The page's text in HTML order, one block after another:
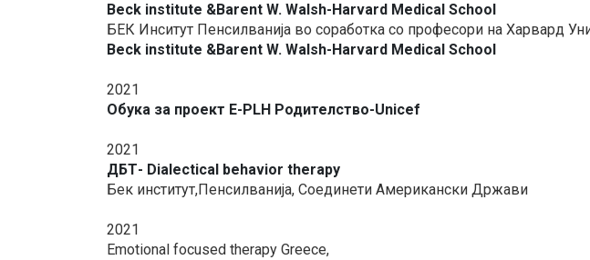
Beck institute &Barent W. Walsh-Harvard Medical School
БЕК Инситут Пенсилванија во соработка со професори на Харвард
Beck institute &Barent W. Walsh-Harvard Medical School
2021
Обука за проект E-PLH Родителство-Unicef
2021
ДБТ- Dialectical behavior therapy
Бек институт,Пенсилванија, Соединети Американски Држави
2021
Emotional focused therapy Greece,